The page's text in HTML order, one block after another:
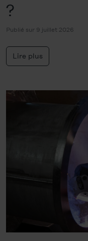
?
Publié sur 9 juillet 2026
Lire plus